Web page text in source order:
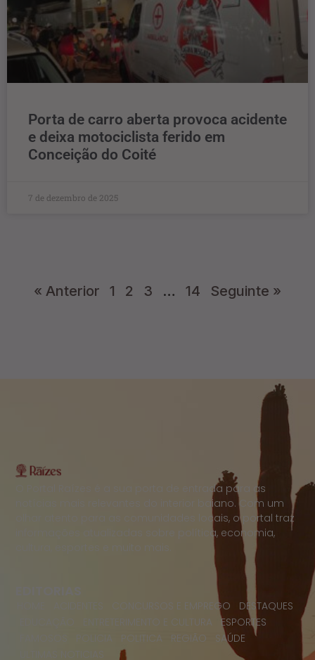
Porta de carro aberta provoca acidente
e deixa motociclista ferido em
Conceição do Coité
7 de dezembro de 2025
« Anterior 1 2 3 … 14 Seguinte »
O Portal Raízes é a sua porta de entrada para as
notícias mais relevantes do interior baiano. Com um
olhar atento para as comunidades locais, o portal traz
informações atualizadas sobre política, economia,
CONCURSOS E EMPREGO
DESTAQUES
ENTRETERIMENTO E CULTURA
ESPORTES
POLITICA REGIÃO
SAÚDE